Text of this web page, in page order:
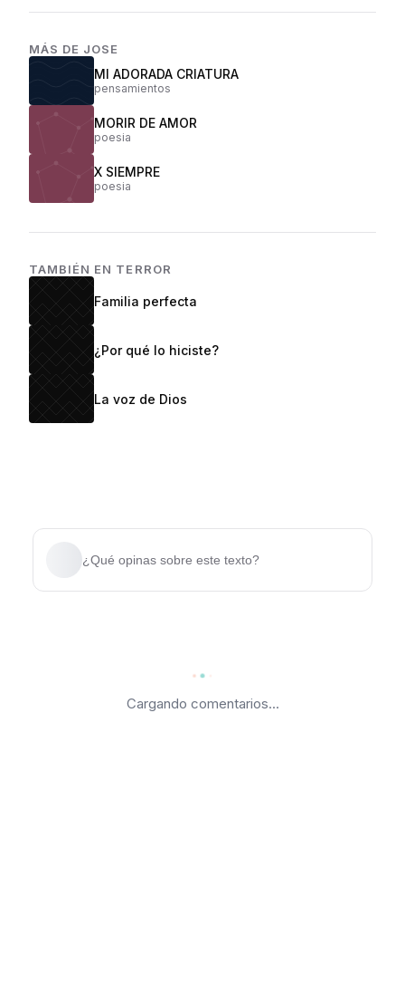
MÁS DE JOSE
MI ADORADA CRIATURA
pensamientos
MORIR DE AMOR
poesia
X SIEMPRE
poesia
TAMBIÉN EN TERROR
Familia perfecta
¿Por qué lo hiciste?
La voz de Dios
¿Qué opinas sobre este texto?
Cargando comentarios...